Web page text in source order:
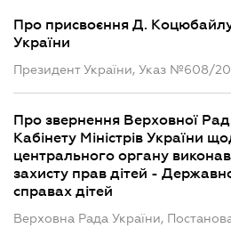
Про присвоєння Д.
України
Президент України, Указ №608/
Про звернення Верховної
Кабінету Міністрів України
центрального органу
захисту прав дітей -
справах дітей
Верховна Рада України,